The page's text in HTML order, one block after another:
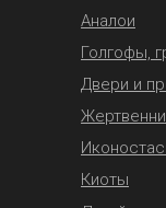
Аналои
Голгофы,
Двери и
Киоты